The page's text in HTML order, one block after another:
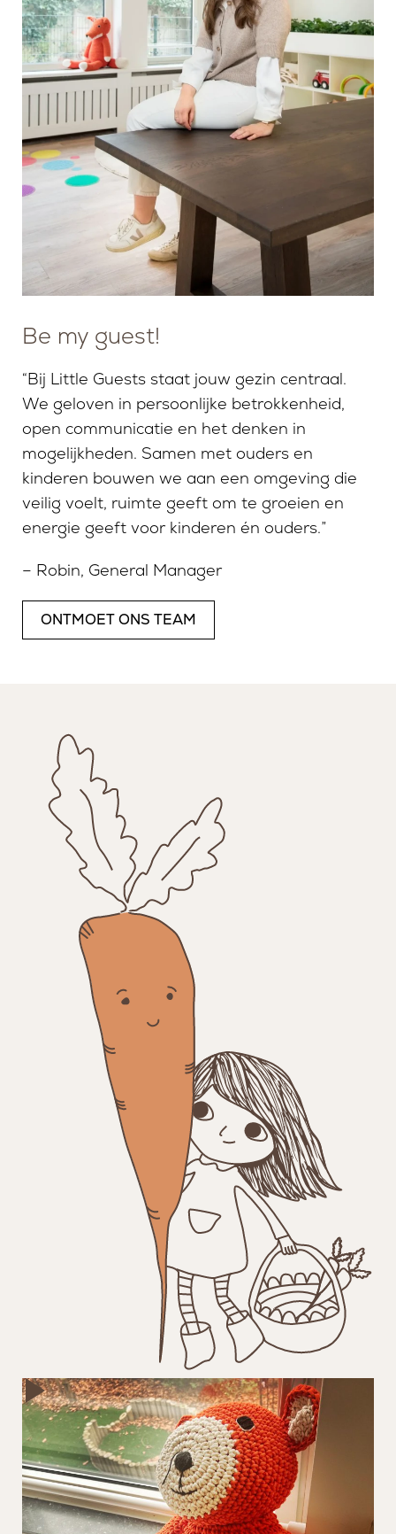
Be my guest!
“Bij Little Guests staat jouw gezin centraal.
We geloven in persoonlijke betrokkenheid,
open communicatie en het denken in
mogelijkheden. Samen met ouders en
kinderen bouwen we aan een omgeving die
veilig voelt, ruimte geeft om te groeien en
energie geeft voor kinderen én ouders.”
– Robin, General Manager
ONTMOET ONS TEAM